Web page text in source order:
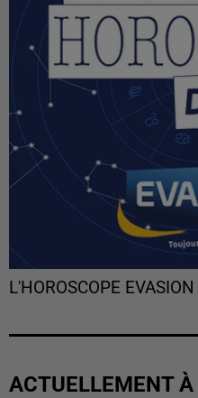
L'HOROSCOPE EVASION
ACTUELLEMENT À